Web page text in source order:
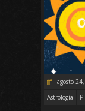
agosto
Astrología